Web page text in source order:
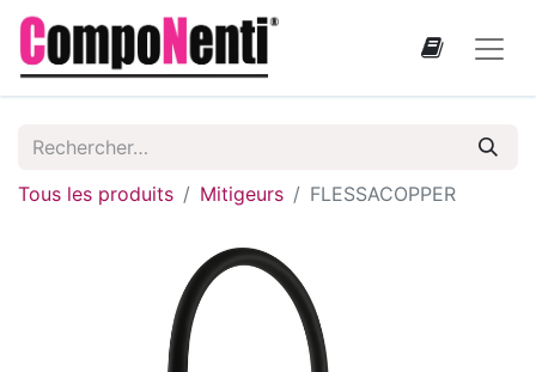
Tous les produits Mitigeurs FLESSACOPPER